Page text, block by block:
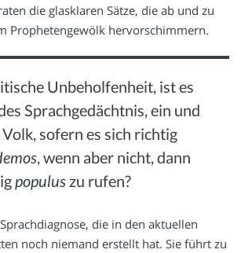
die glasklaren Sätze, die ab und zu
Prophetengewölk hervorschimmern.
Unbeholfenheit, ist es
Sprachgedächtnis, ein und
sofern es sich richtig
, wenn aber nicht, dann
populus zu rufen?
die in den aktuellen
noch niemand erstellt hat. Sie führt zu